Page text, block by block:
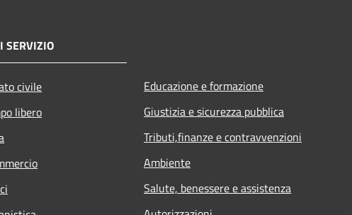
SERVIZIO
civile
libero
Educazione e formazione
Giustizia e sicurezza pubblica
Tributi,finanze e contravvenzioni
Ambiente
Salute, benessere e assistenza